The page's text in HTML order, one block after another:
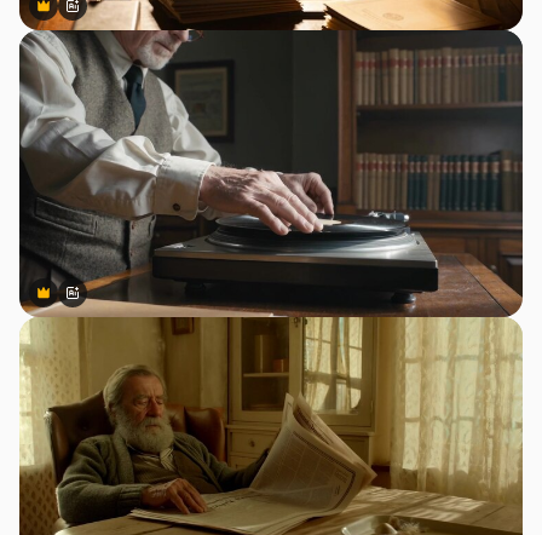
Premium
Premium
สร้างขึ้นโดย AI
Premium
Premium
สร้างขึ้นโดย AI